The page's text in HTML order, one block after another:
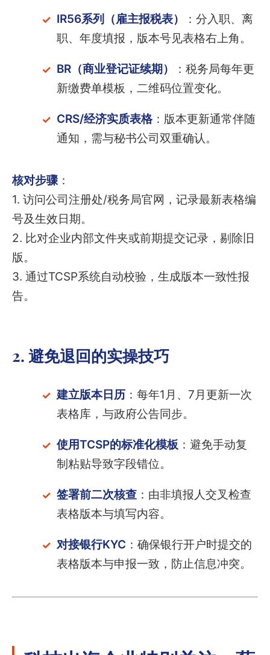
IR56系列（雇主报税表）
：分入职、离
职、年度填报，版本号见表格右上角。
BR（商业登记证续期）
：税务局每年更
新缴费单模板，二维码位置变化。
CRS/经济实质表格：版本更新通常伴随
通知，需与秘书公司双重确认。
核对步骤：
1. 访问公司注册处/税务局官网，记录最新表格编
号及生效日期。
2. 比对企业内部文件夹或前期提交记录，剔除旧
版。
3. 通过TCSP系统自动校验，生成版本一致性报
告。
2. 避免退回的实操技巧
建立版本日历：每年1月、7月更新一次
表格库，与政府公告同步。
使用TCSP的标准化模板：避免手动复
制粘贴导致字段错位。
签署前二次核查：由非填报人交叉检查
表格版本与填写内容。
对接银行KYC ：确保银行开户时提交的
表格版本与申报一致，防止信息冲突。